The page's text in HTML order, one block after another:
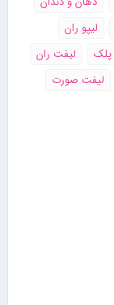
لیپو ران
پلک
لیفت ران
لیفت صورت